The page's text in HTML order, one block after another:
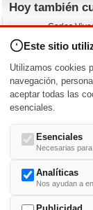
Hoy también
Carlos
Nicholas
Charlize
Maggie
Nacimientos y
DD/MM /
-U- V- W- X - -
Este sitio
Utilizamos cookies
navegación,
aceptar todas las
esenciales.
Esenciales
Necesarias
Analíticas
Nos ayudan a